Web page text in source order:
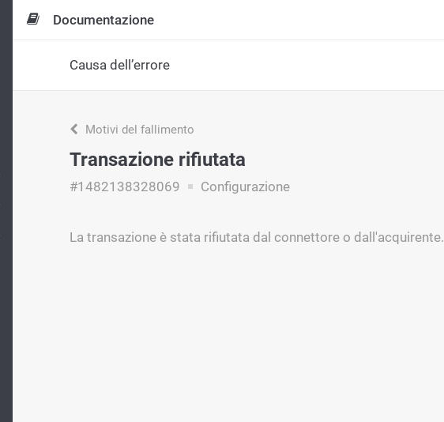
Documentazione
Causa dell’errore
Motivi del fallimento
Transazione rifiutata
#1482138328069 Configurazione
La transazione è stata rifiutata dal connettore o dall'acquirente.